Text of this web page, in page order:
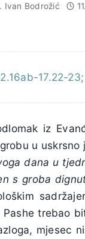
Ivan Bodrožić
17.22-
iz
u
dana u
s groba
trebao
mjesec